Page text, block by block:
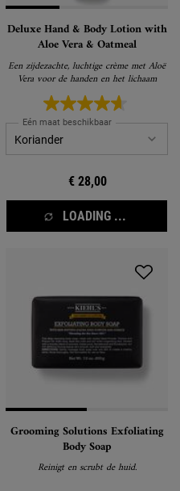
Deluxe Hand & Body Lotion with
Aloe Vera & Oatmeal
Een zijdezachte, luchtige crème met Aloë
Vera voor de handen en het lichaam
Eén maat beschikbaar
€ 28,00
LOADING ...
Grooming Solutions Exfoliating
Body Soap
Reinigt en scrubt de huid.